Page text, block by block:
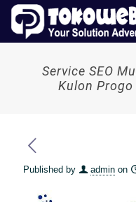
Service SEO
Kulon
Published by admin on